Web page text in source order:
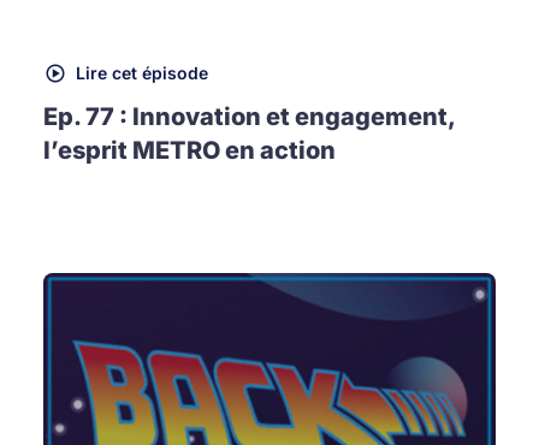
Lire cet épisode
Ep. 77 : Innovation et engagement,
l’esprit METRO en action